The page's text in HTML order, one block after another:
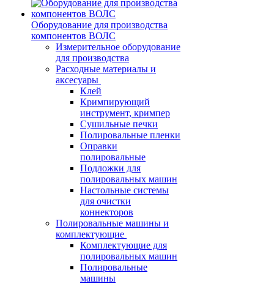
Оборудование для производства
компонентов ВОЛС
Измерительное оборудование
для производства
Расходные материалы и
аксесуары
Клей
Кримпирующий
инструмент, кримпер
Сушильные печки
Полировальные пленки
Оправки
полировальные
Подложки для
полировальных машин
Настольные системы
для очистки
коннекторов
Полировальные машины и
комплектующие
Комплектующие для
полировальных машин
Полировальные
машины